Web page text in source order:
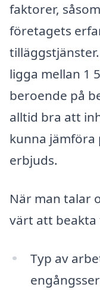
faktorer,
företagets
ligga mellan 1
beroende på
alltid bra att
kunna jämföra
erbjuds.
När man talar
värt att
Typ av